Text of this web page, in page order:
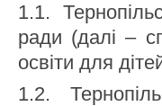
1.1.
ради (далі –
освіти для
1.2.